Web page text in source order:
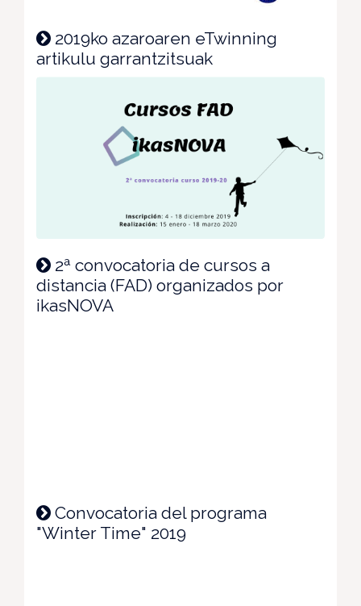
2019ko azaroaren eTwinning
artikulu garrantzitsuak
2ª convocatoria de cursos a
distancia (FAD) organizados por
ikasNOVA
Convocatoria del programa
"Winter Time" 2019